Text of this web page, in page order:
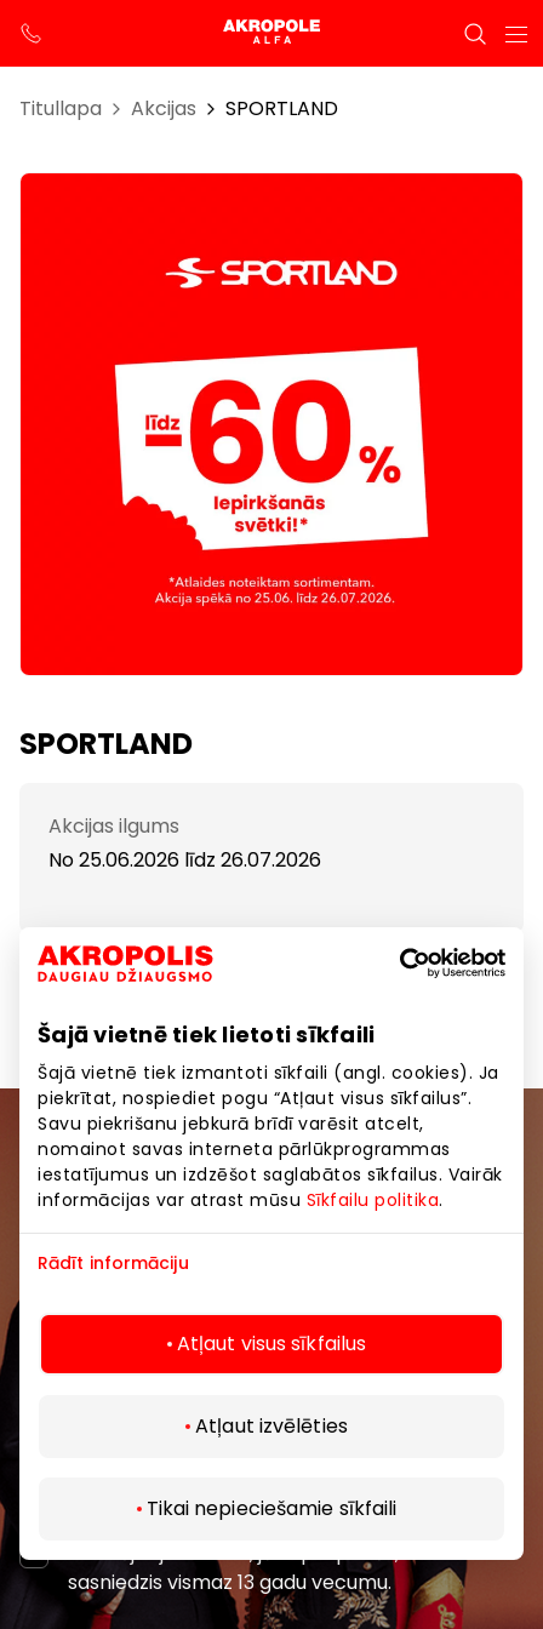
Šajā vietnē tiek lietoti sīkfaili
Šajā vietnē tiek izmantoti sīkfaili (angl. cookies). Ja
piekrītat, nospiediet pogu “Atļaut visus sīkfailus”.
Savu piekrišanu jebkurā brīdī varēsit atcelt,
nomainot savas interneta pārlūkprogrammas
iestatījumus un izdzēšot saglabātos sīkfailus. Vairāk
informācijas var atrast mūsu Sīkfailu politika.
Rādīt informāciju
Atļaut visus sīkfailus
Atļaut izvēlēties
Tikai nepieciešamie sīkfaili
Titullapa Akcijas SPORTLAND
SPORTLAND
Akcijas ilgums
No 25.06.2026 līdz 26.07.2026
Sportland iepirkšanās svētki!
Pievienojieties mūsu kopienai
Uzzini pirmais par labākajiem piedāvājumiem,
pasākumiem un jaunāko informāciju iepirkšanās un
izklaides centros “AKROPOLE Alfa” un “AKROPOLE
Abonējot jaunumus, jūs apstiprināt, ka esat
sasniedzis vismaz 13 gadu vecumu.